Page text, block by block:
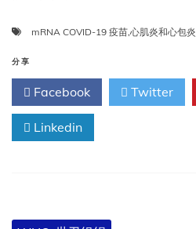
mRNA COVID-19 疫苗,心肌炎和心包炎
分享
Facebook Twitter
Linkedin